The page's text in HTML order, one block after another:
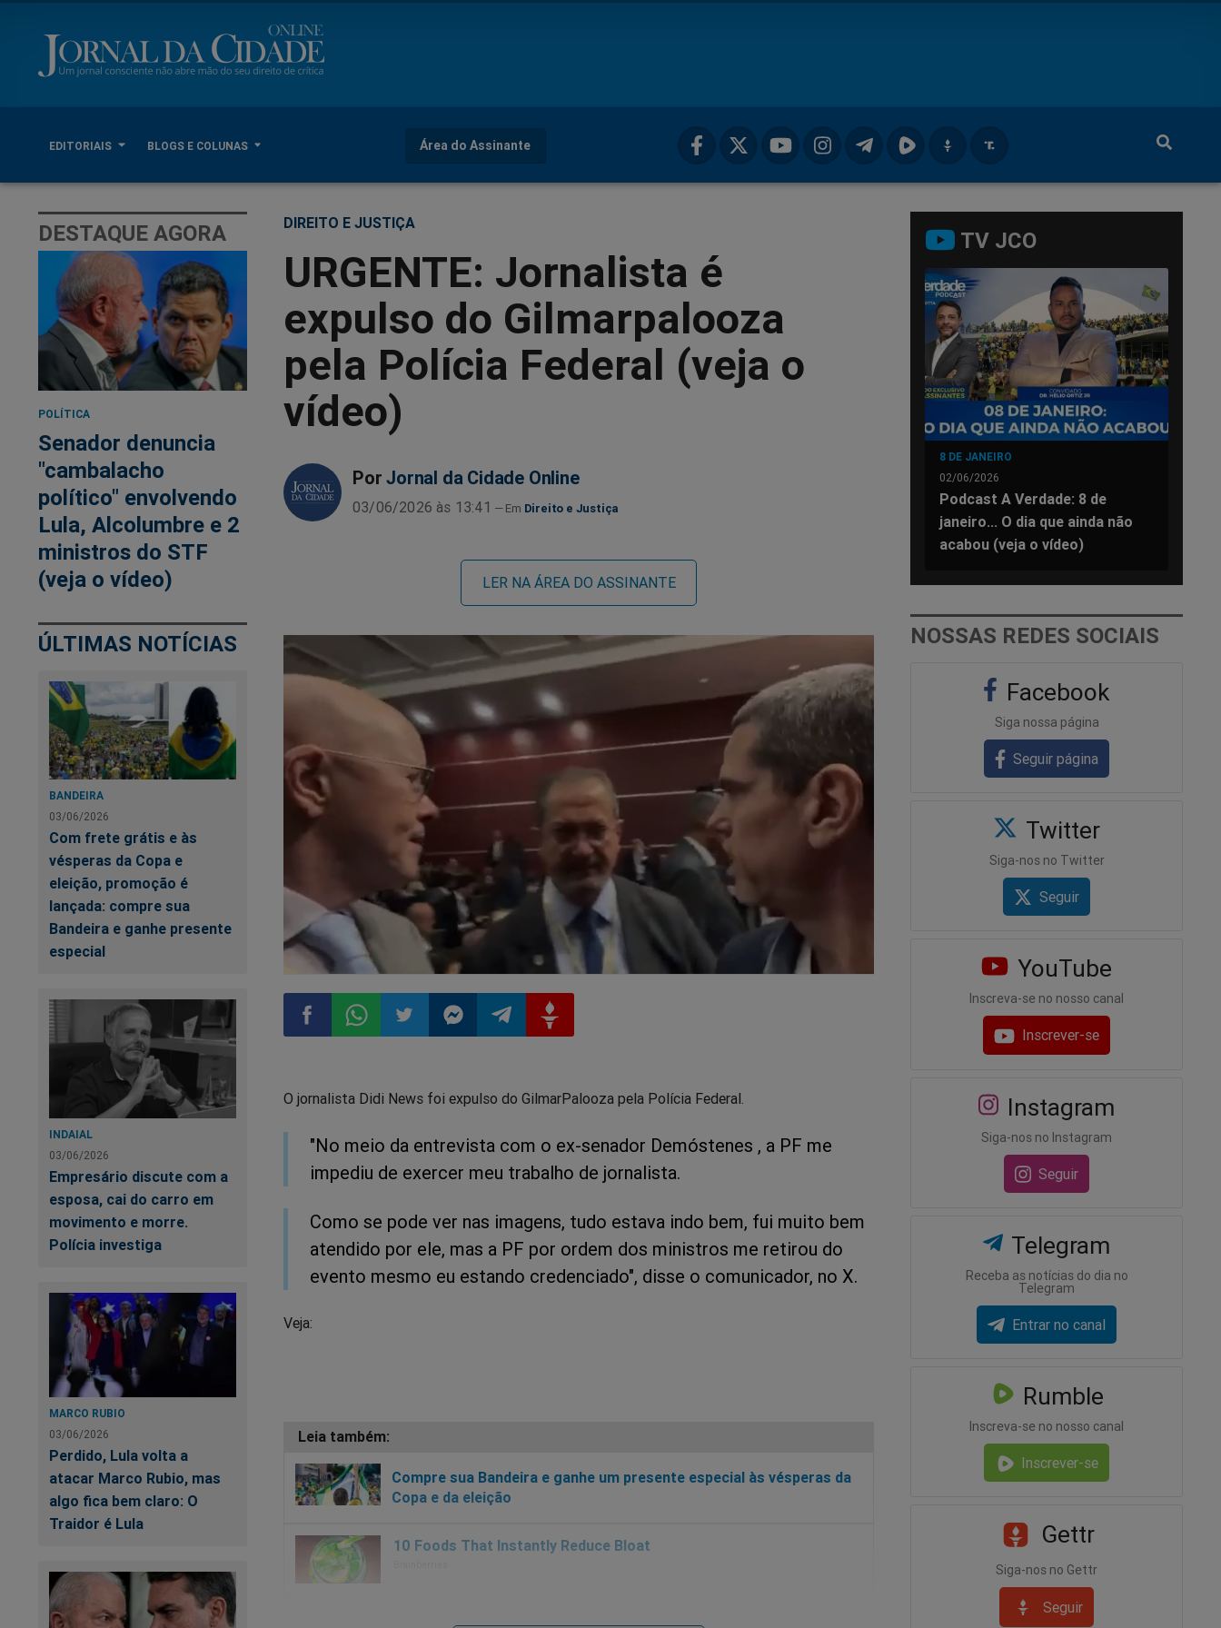
EDITORIAIS BLOGS E COLUNAS Área do Assinante
DESTAQUE AGORA
POLÍTICA
Senador denuncia
"cambalacho
político" envolvendo
Lula, Alcolumbre e 2
ministros do STF
(veja o vídeo)
ÚLTIMAS NOTÍCIAS
BANDEIRA
03/06/2026
Com frete grátis e às
vésperas da Copa e
eleição, promoção é
lançada: compre sua
Bandeira e ganhe presente
especial
INDAIAL
03/06/2026
Empresário discute com a
esposa, cai do carro em
movimento e morre.
Polícia investiga
MARCO RUBIO
03/06/2026
Perdido, Lula volta a
atacar Marco Rubio, mas
algo fica bem claro: O
Traidor é Lula
DIREITO E JUSTIÇA
URGENTE: Jornalista é
expulso do Gilmarpalooza
pela Polícia Federal (veja o
vídeo)
Por Jornal da Cidade Online
03/06/2026 às 13:41 Direito e Justiça
LER NA ÁREA DO ASSINANTE
no
Facebook
no
Whatsapp
no
Twitter
no
Messenger
no
Telegram
no
Gettr
O jornalista Didi News foi expulso do GilmarPalooza pela Polícia Federal.
"No meio da entrevista com o ex-senador Demóstenes , a PF me
impediu de exercer meu trabalho de jornalista.
Como se pode ver nas imagens, tudo estava indo bem, fui muito bem
atendido por ele, mas a PF por ordem dos ministros me retirou do
evento mesmo eu estando credenciado", disse o comunicador, no X.
Veja:
Compre sua Bandeira e ganhe um presente especial às vésperas da
Copa e da eleição
TV JCO
8 DE JANEIRO
02/06/2026
Podcast A Verdade: 8 de
janeiro... O dia que ainda não
acabou (veja o vídeo)
NOSSAS REDES SOCIAIS
Facebook
Siga nossa página
Seguir página
Twitter
Siga-nos no Twitter
Seguir
YouTube
Inscreva-se no nosso canal
Inscrever-se
Instagram
Siga-nos no Instagram
Seguir
Telegram
Receba as notícias do dia no
Telegram
Entrar no canal
Rumble
Inscreva-se no nosso canal
Inscrever-se
Gettr
Siga-nos no Gettr
Seguir